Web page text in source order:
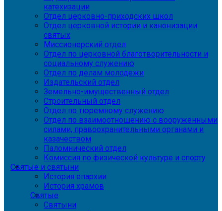
катехизации
Отдел церковно-приходских школ
Отдел церковной истории и канонизации
святых
Миссионерский отдел
Отдел по церковной благотворительности и
социальному служению
Отдел по делам молодежи
Издательский отдел
Земельно-имущественный отдел
Строительный отдел
Отдел по тюремному служению
Отдел по взаимоотношению с вооруженными
силами, правоохранительными органами и
казачеством
Паломнический отдел
Комиссия по физической культуре и спорту
Святые и святыни
История епархии
История храмов
Святые
Святыни